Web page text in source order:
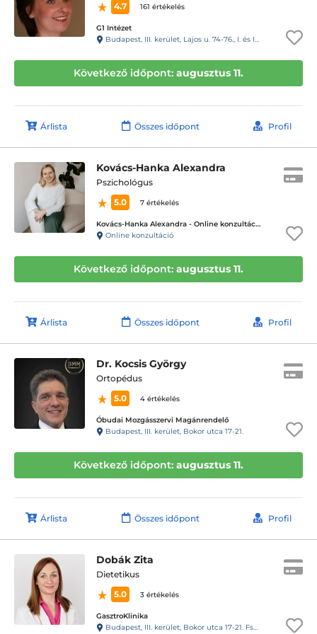
4.7
161 értékelés
G1 Intézet
Budapest, III. kerület, Lajos u. 74-76., I. és III. emelet.
Következő időpont: augusztus 11.
Árlista Összes időpont Profil
Kovács-Hanka Alexandra
Pszichológus
5.0
7 értékelés
Kovács-Hanka Alexandra - Online konzultáció
Online konzultáció
Következő időpont: augusztus 11.
Árlista Összes időpont Profil
Dr. Kocsis György
Ortopédus
5.0
4 értékelés
Óbudai Mozgásszervi Magánrendelő
Budapest, III. kerület, Bokor utca 17-21.
Következő időpont: augusztus 11.
Árlista Összes időpont Profil
Dobák Zita
Dietetikus
5.0
3 értékelés
GasztroKlinika
Budapest, III. kerület, Bokor utca 17-21. Fszt.